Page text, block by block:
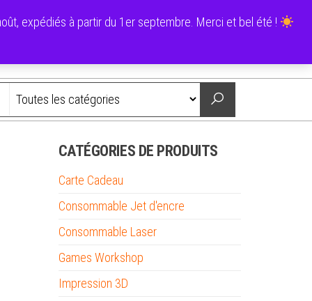
expédiés à partir du 1er septembre. Merci et bel été !
0,00 €
CATÉGORIES DE PRODUITS
Carte Cadeau
Consommable Jet d'encre
Consommable Laser
Games Workshop
Impression 3D